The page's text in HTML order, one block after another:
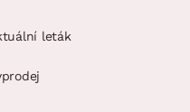
leták